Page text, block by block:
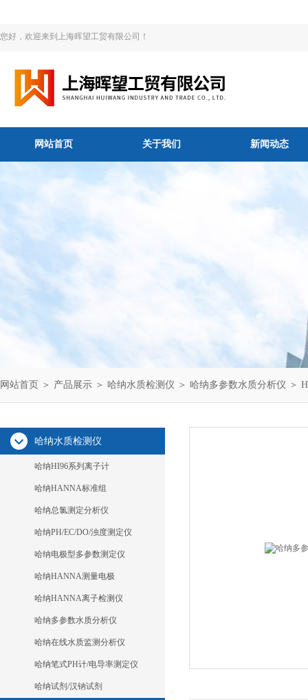
您好，欢迎来到上海晖望工贸有限公司！
网站首页 关于我们 新闻动态
网站首页 ＞ 产品展示 ＞ 哈纳水质检测仪 ＞ 哈纳多参数水质分析仪 ＞
哈纳水质检测仪
哈纳HI96系列离子计
哈纳HANNA标准组
哈纳总氯测定分析仪
哈纳PH/EC/DO/浊度测定仪
哈纳电极型多参数测定仪
哈纳HANNA测量电极
哈纳HANNA离子检测仪
哈纳多参数水质分析仪
哈纳在线水质监测分析仪
哈纳笔式PH计/电导率测定仪
哈纳试剂/汉钠试剂